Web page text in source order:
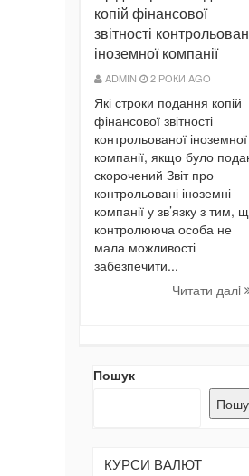
копій фінансової
звітності
іноземної компанії
ADMIN 2 РОКИ AGO
Які строки подання копій
фінансової звітності
контрольованої іноземної
компанії, якщо було
скорочений Звіт про
контрольовані іноземні
компанії у зв’язку з тим,
контролююча особа не
мала можливості
забезпечити...
Читати далi
Пошук
КУРСИ ВАЛЮТ